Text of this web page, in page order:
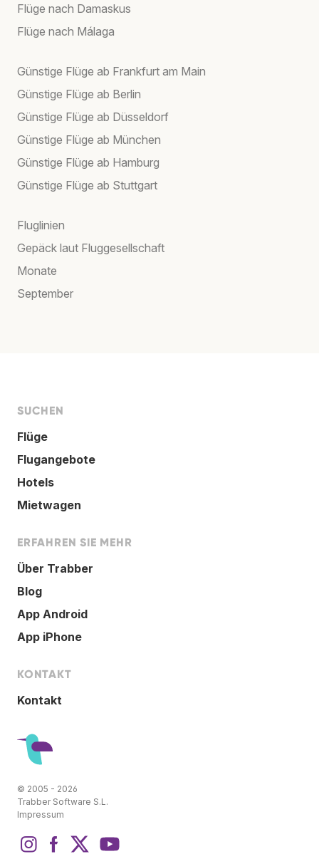
Flüge nach Damaskus
Flüge nach Málaga
Günstige Flüge ab Frankfurt am Main
Günstige Flüge ab Berlin
Günstige Flüge ab Düsseldorf
Günstige Flüge ab München
Günstige Flüge ab Hamburg
Günstige Flüge ab Stuttgart
Fluglinien
Gepäck laut Fluggesellschaft
Monate
September
SUCHEN
Flüge
Flugangebote
Hotels
Mietwagen
ERFAHREN SIE MEHR
Über Trabber
Blog
App Android
App iPhone
KONTAKT
Kontakt
© 2005 - 2026
Trabber Software S.L.
Impressum